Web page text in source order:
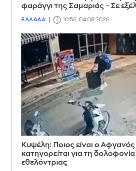
φαράγγι της Σαμαριάς – Σε
ΕΛΛΑΔΑ 10:56, 04.08.2026
Κυψέλη: Ποιος είναι ο
κατηγορείται για τη
εθελόντριας